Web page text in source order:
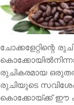
ചോക്കളേറ്റിന്റെ
രുചികരമായ
രുചിയുടെ
കൊക്കോയ്ക്ക് ഈ